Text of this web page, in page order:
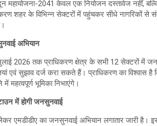
महायोजना-2041 केवल एक नियोजन दस्तावेज नहीं,
शहर के विभिन्न सेक्टरों में पहुंचकर सीधे नागरिकों से
अभियान
2026 तक प्राधिकरण क्षेत्र के सभी 12 सेक्टरों में
एवं सुझाव दर्ज करा सकते हैं। प्राधिकरण का विश्वास है
महत्वपूर्ण भूमिका निभाएंगे।
में होगी जनसुनवाई
एमडीडीए का जनसुनवाई अभियान लगातार जारी